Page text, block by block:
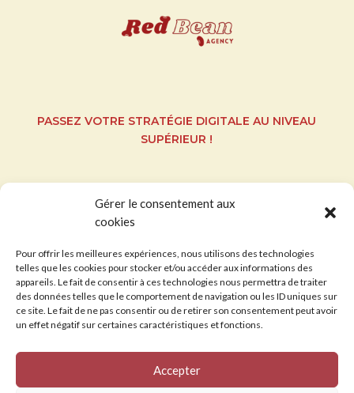
Gérer le consentement aux
cookies
Pour offrir les meilleures expériences, nous utilisons des technologies
telles que les cookies pour stocker et/ou accéder aux informations des
appareils. Le fait de consentir à ces technologies nous permettra de traiter
des données telles que le comportement de navigation ou les ID uniques sur
ce site. Le fait de ne pas consentir ou de retirer son consentement peut avoir
un effet négatif sur certaines caractéristiques et fonctions.
Accepter
PASSEZ VOTRE STRATÉGIE DIGITALE AU NIVEAU
SUPÉRIEUR !
Politique de confidentialité｜Mentions Légales
Copyright © 2026Red Bean Agency. Tous droits
réservés. Site créé par Red Bean Agency
2